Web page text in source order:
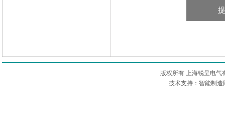
版权所有 上海锐呈电气
技术支持：智能制造